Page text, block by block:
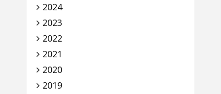
2024
2023
2022
2021
2020
2019